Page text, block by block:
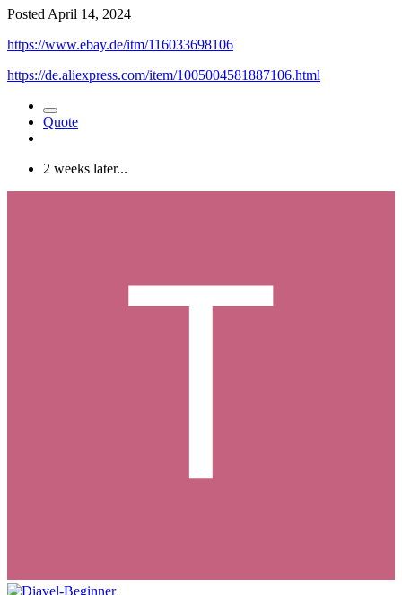
Posted April 14, 2024
https://www.ebay.de/itm/116033698106
https://de.aliexpress.com/item/1005004581887106.html
Quote
2 weeks later...